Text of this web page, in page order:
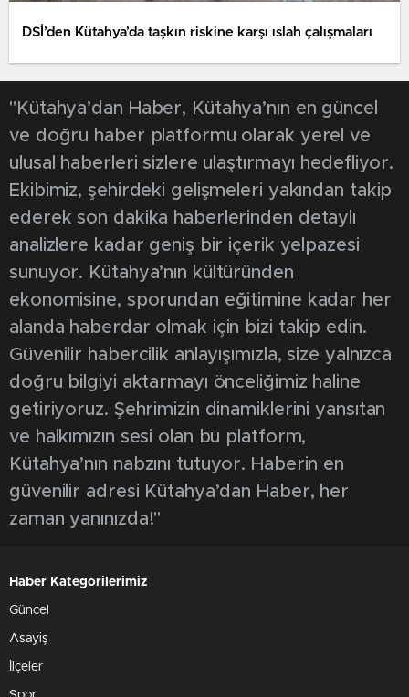
DSİ’den Kütahya’da taşkın riskine karşı ıslah çalışmaları
"Kütahya’dan Haber, Kütahya’nın en güncel
ve doğru haber platformu olarak yerel ve
ulusal haberleri sizlere ulaştırmayı hedefliyor.
Ekibimiz, şehirdeki gelişmeleri yakından takip
ederek son dakika haberlerinden detaylı
analizlere kadar geniş bir içerik yelpazesi
sunuyor. Kütahya’nın kültüründen
ekonomisine, sporundan eğitimine kadar her
alanda haberdar olmak için bizi takip edin.
Güvenilir habercilik anlayışımızla, size yalnızca
doğru bilgiyi aktarmayı önceliğimiz haline
getiriyoruz. Şehrimizin dinamiklerini yansıtan
ve halkımızın sesi olan bu platform,
Kütahya’nın nabzını tutuyor. Haberin en
güvenilir adresi Kütahya’dan Haber, her
zaman yanınızda!"
Haber Kategorilerimiz
Güncel
Asayiş
İlçeler